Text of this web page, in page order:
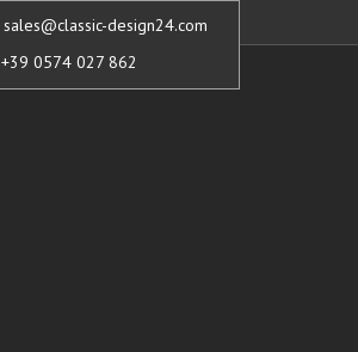
sales@classic-design24.com
+39 0574 027 862